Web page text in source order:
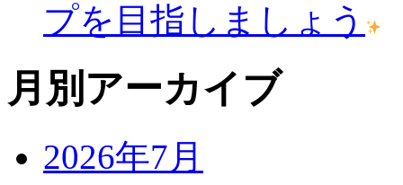
プを目指しましょう
月別アーカイブ
2026年7月